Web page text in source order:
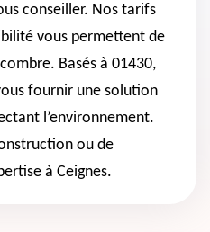
conseiller. Nos tarifs
vous permettent de
Basés à 01430,
fournir une solution
l’environnement.
ou de
à Ceignes.